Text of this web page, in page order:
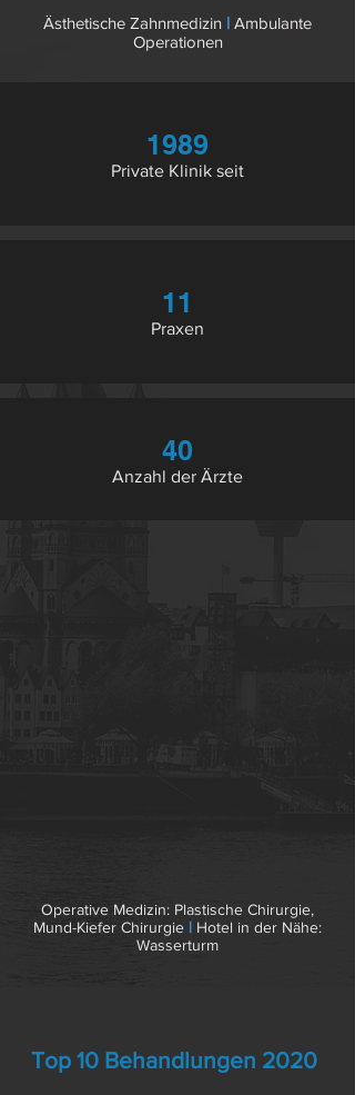
Ästhetische Zahnmedizin | Ambulante
Operationen
Operative Medizin: Plastische Chirurgie,
Mund-Kiefer Chirurgie | Hotel in der Nähe:
Wasserturm
1989
Private Klinik seit
11
Praxen
40
Anzahl der Ärzte
Top 10 Behandlungen 2020